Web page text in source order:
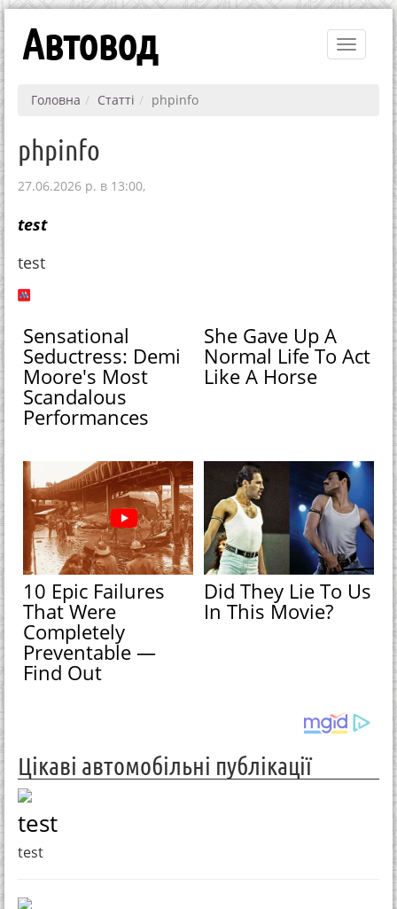
Toggle
Автовод
Головна Статті phpinfo
phpinfo
27.06.2026 р. в 13:00,
test
test
Sensational
Seductress: Demi
Moore's Most
Scandalous
Performances
She Gave Up A
Normal Life To Act
Like A Horse
10 Epic Failures
That Were
Completely
Preventable —
Find Out
Did They Lie To Us
In This Movie?
Цікаві автомобільні публікації
test
test